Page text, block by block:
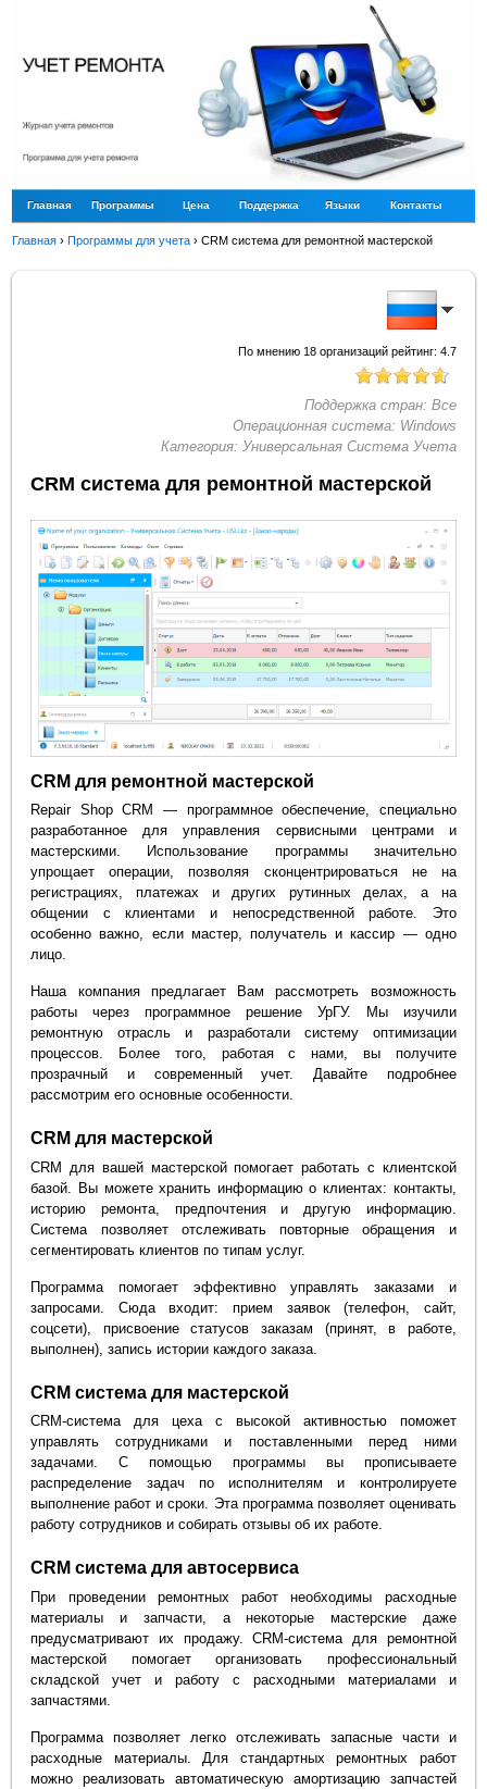
Главная Программы Цена Поддержка Языки Контакты
Главная ›Программы для учета ›CRM система для ремонтной мастерской
По мнению 18организаций рейтинг: 4.7
Поддержка стран: Все
Операционная система: Windows
Категория: Универсальная Система Учета
CRM система для ремонтной мастерской
CRM для ремонтной мастерской
Repair Shop CRM — программное обеспечение, специально
разработанное для управления сервисными центрами и
мастерскими. Использование программы значительно
упрощает операции, позволяя сконцентрироваться не на
регистрациях, платежах и других рутинных делах, а на
общении с клиентами и непосредственной работе. Это
особенно важно, если мастер, получатель и кассир — одно
лицо.
Наша компания предлагает Вам рассмотреть возможность
работы через программное решение УрГУ. Мы изучили
ремонтную отрасль и разработали систему оптимизации
процессов. Более того, работая с нами, вы получите
прозрачный и современный учет. Давайте подробнее
рассмотрим его основные особенности.
CRM для мастерской
CRM для вашей мастерской помогает работать с клиентской
базой. Вы можете хранить информацию о клиентах: контакты,
историю ремонта, предпочтения и другую информацию.
Система позволяет отслеживать повторные обращения и
сегментировать клиентов по типам услуг.
Программа помогает эффективно управлять заказами и
запросами. Сюда входит: прием заявок (телефон, сайт,
соцсети), присвоение статусов заказам (принят, в работе,
выполнен), запись истории каждого заказа.
CRM система для мастерской
CRM-система для цеха с высокой активностью поможет
управлять сотрудниками и поставленными перед ними
задачами. С помощью программы вы прописываете
распределение задач по исполнителям и контролируете
выполнение работ и сроки. Эта программа позволяет оценивать
работу сотрудников и собирать отзывы об их работе.
CRM система для автосервиса
При проведении ремонтных работ необходимы расходные
материалы и запчасти, а некоторые мастерские даже
предусматривают их продажу. CRM-система для ремонтной
мастерской помогает организовать профессиональный
складской учет и работу с расходными материалами и
запчастями.
Программа позволяет легко отслеживать запасные части и
расходные материалы. Для стандартных ремонтных работ
можно реализовать автоматическую амортизацию запчастей